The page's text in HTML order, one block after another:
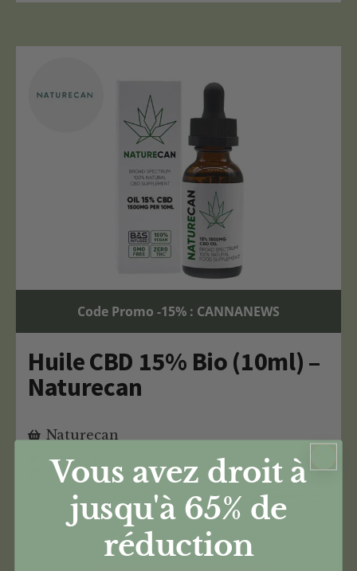
Code Promo -15% : CANNANEWS
Huile CBD 15% Bio (10ml) –
Naturecan
Naturecan
Taux : 15%
€
€67,99
Vous avez droit à
jusqu'à 65% de
réduction